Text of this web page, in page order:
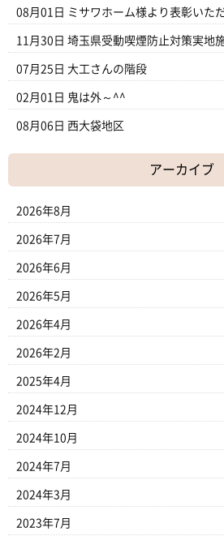
08月01日 ミサワホーム様より表彰いた
11月30日 埼玉県受動喫煙防止対策実地
07月25日 大工さんの階段
02月01日 鬼は外～^^
08月06日 西大袋地区
アーカイブ
2026年8月
2026年7月
2026年6月
2026年5月
2026年4月
2026年2月
2025年4月
2024年12月
2024年10月
2024年7月
2024年3月
2023年7月